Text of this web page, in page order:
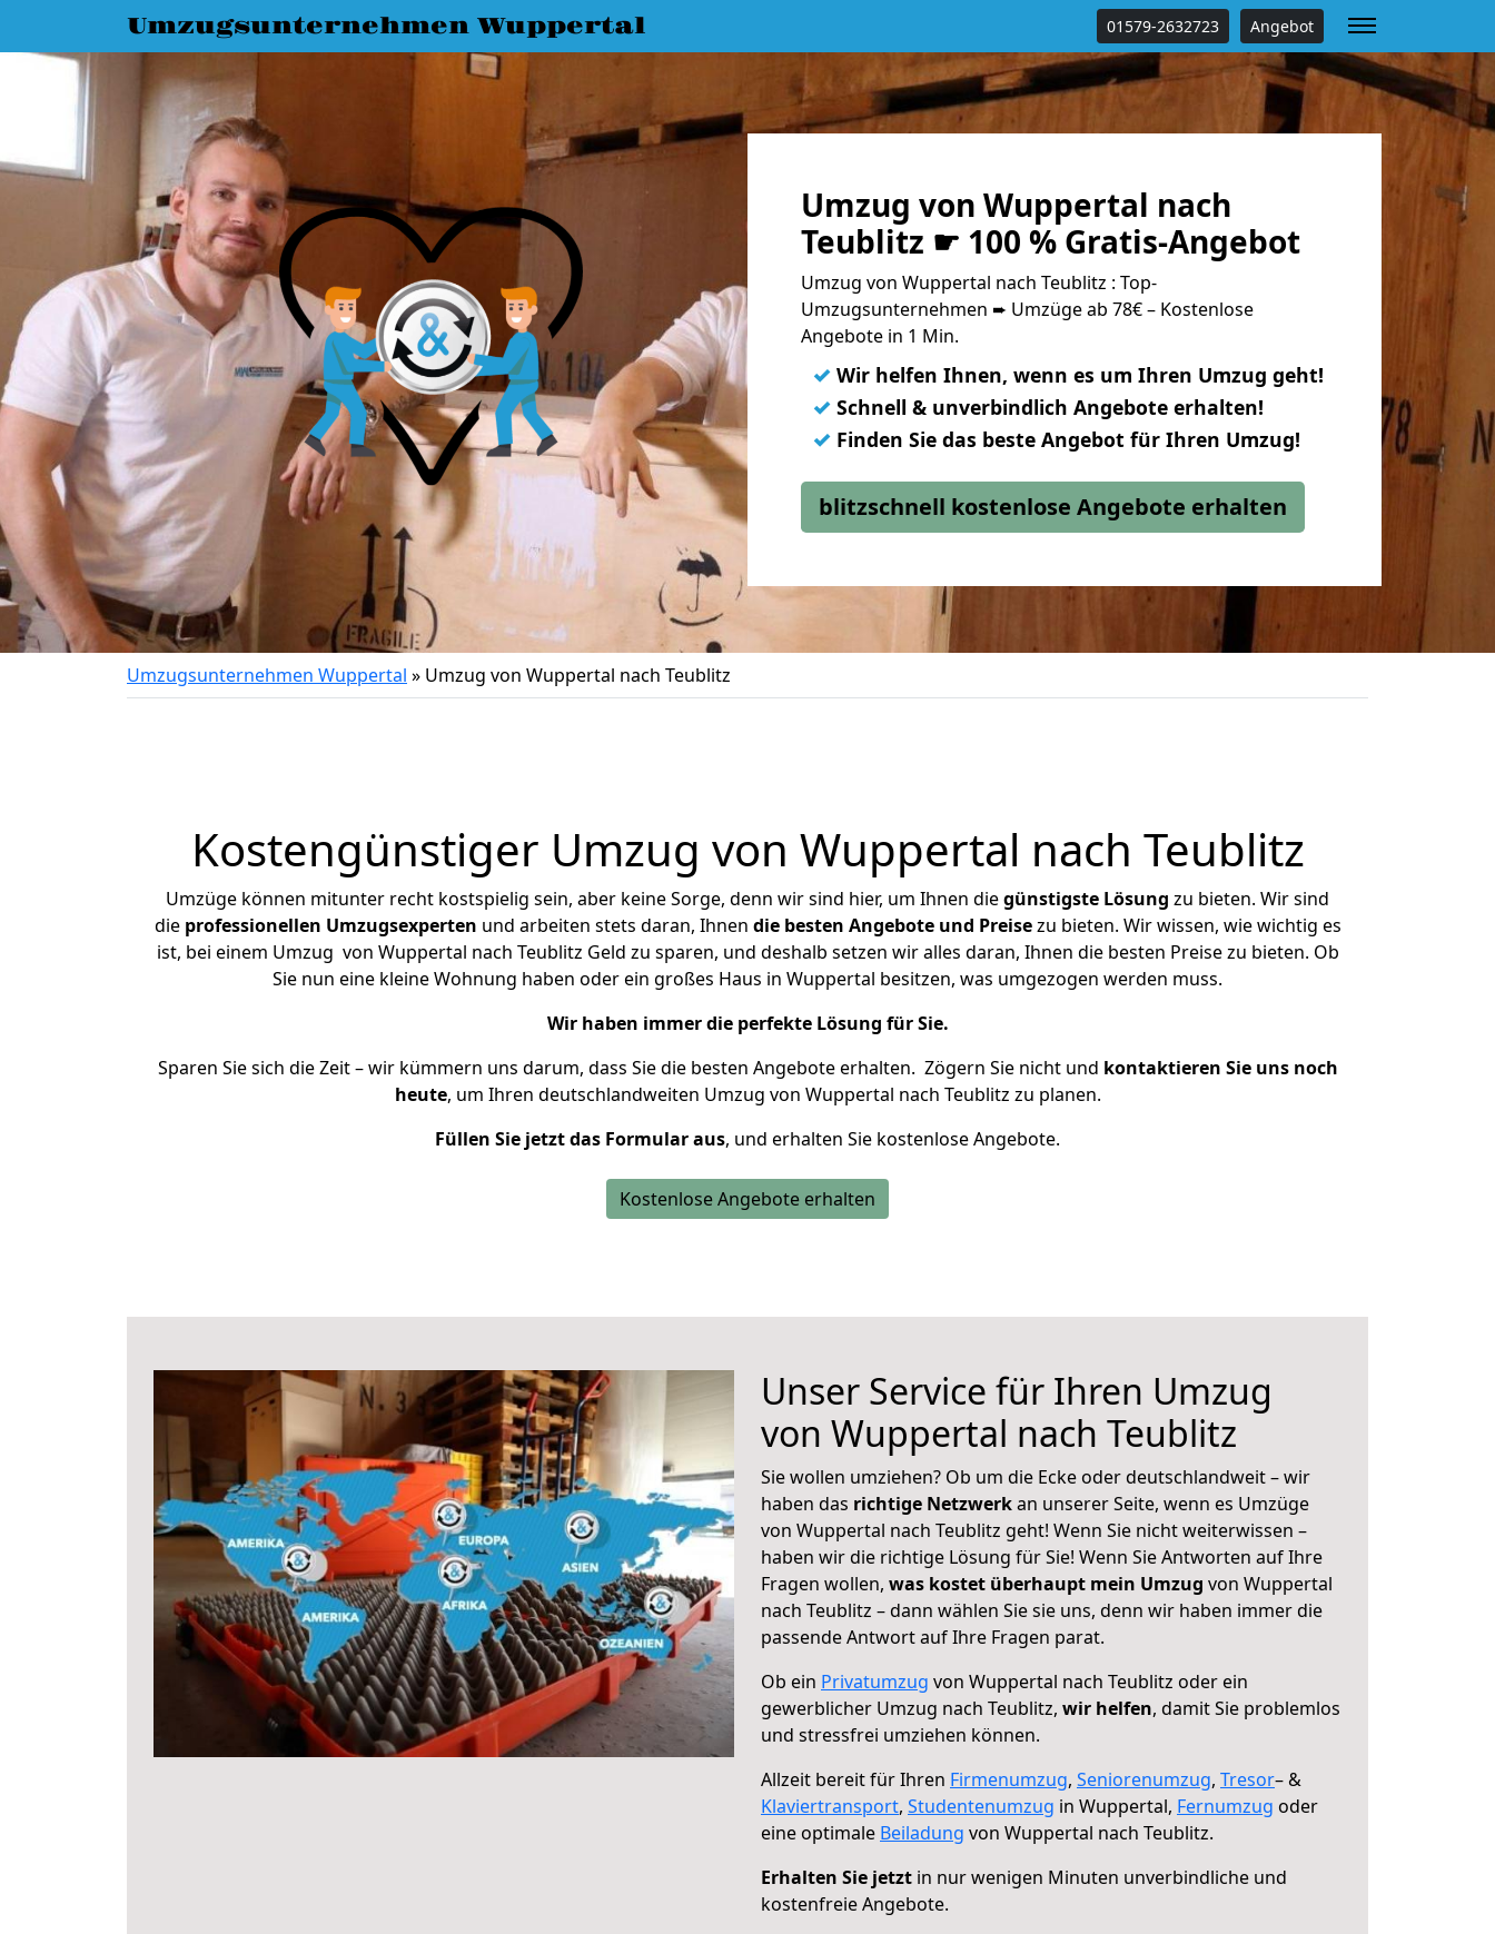
Umzugsunternehmen Wuppertal 01579-2632723 Angebot
Umzug von Wuppertal nach
Teublitz ☛ 100 % Gratis-Angebot
Umzug von Wuppertal nach Teublitz : Top-
Umzugsunternehmen ➨ Umzüge ab 78€ – Kostenlose
Angebote in 1 Min.
✓ Wir helfen Ihnen, wenn es um Ihren Umzug geht!
✓ Schnell & unverbindlich Angebote erhalten!
✓ Finden Sie das beste Angebot für Ihren Umzug!
blitzschnell kostenlose Angebote erhalten
Umzugsunternehmen Wuppertal » Umzug von Wuppertal nach Teublitz
Kostengünstiger Umzug von Wuppertal nach Teublitz
Umzüge können mitunter recht kostspielig sein, aber keine Sorge, denn wir sind hier, um Ihnen diegünstigste Lösung zu bieten. Wir sind
die professionellen Umzugsexperten und arbeiten stets daran, Ihnen die besten Angebote und Preisezu bieten. Wir wissen, wie wichtig es
ist, bei einem Umzug von Wuppertal nach Teublitz Geld zu sparen, und deshalb setzen wir alles daran, Ihnen die besten Preise zu bieten. Ob
Sie nun eine kleine Wohnung haben oder ein großes Haus in Wuppertal besitzen, was umgezogen werden muss.
Wir haben immer die perfekte Lösung für Sie.
Sparen Sie sich die Zeit – wir kümmern uns darum, dass Sie die besten Angebote erhalten. Zögern Sie nicht und kontaktieren Sie uns noch
heute, um Ihren deutschlandweiten Umzug von Wuppertal nach Teublitz zu planen.
Füllen Sie jetzt das Formular aus, und erhalten Sie kostenlose Angebote.
Kostenlose Angebote erhalten
Unser Service für Ihren Umzug
von Wuppertal nach Teublitz
Sie wollen umziehen? Ob um die Ecke oder deutschlandweit – wir
haben das richtige Netzwerkan unserer Seite, wenn es Umzüge
von Wuppertal nach Teublitz geht! Wenn Sie nicht weiterwissen –
haben wir die richtige Lösung für Sie! Wenn Sie Antworten auf Ihre
Fragen wollen, was kostet überhaupt mein Umzug von Wuppertal
nach Teublitz – dann wählen Sie sie uns, denn wir haben immer die
passende Antwort auf Ihre Fragen parat.
Ob ein Privatumzug von Wuppertal nach Teublitz oder ein
gewerblicher Umzug nach Teublitz, wir helfen, damit Sie problemlos
und stressfrei umziehen können.
Allzeit bereit für Ihren Firmenumzug, Seniorenumzug, Tresor– &
Klaviertransport, Studentenumzug in Wuppertal, Fernumzug oder
eine optimale Beiladung von Wuppertal nach Teublitz.
Erhalten Sie jetzt in nur wenigen Minuten unverbindliche und
kostenfreie Angebote.